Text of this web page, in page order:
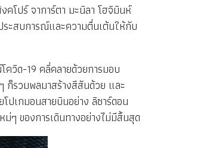
คโปร์ จาการ์ตา มะนิลา โฮจิมินห์
ระสบการณ์และความตื่นเต้นให้กับ
วิด-19 คลี่คลายด้วยการมอบ
ก็รวมพลมาสร้างสีสันด้วย และ
ปเกมอนสายบินอย่าง ลิซาร์ดอน
ๆ ของการเดินทางอย่างไม่มีสิ้นสุด